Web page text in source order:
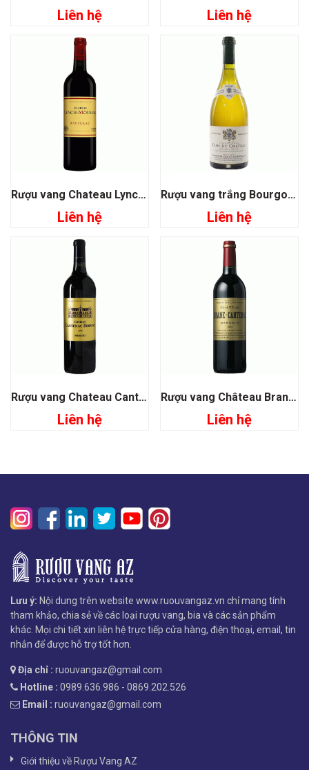
Liên hệ Liên hệ
Rượu vang Chateau Lynch Moussas Grand Cru Classé 1855
Liên hệ
Rượu vang trắng Bourgogne Chardonnay
Liên hệ
Rượu vang Chateau Cantenac Brown Grand Cru Classé 1855
Liên hệ
Rượu vang Château Brane Cantenac Grand Cru Classe 1855
Liên hệ
Lưu ý: Nội dung trên website www.ruouvangaz.vn chỉ mang tính
tham khảo, chia sẻ về các loại rượu vang, bia và các sản phẩm
khác. Mọi chi tiết xin liên hệ trực tiếp cửa hàng, điện thoại, email, tin
nhắn để được hỗ trợ tốt hơn.
Địa chỉ : ruouvangaz@gmail.com
Hotline : 0989.636.986 - 0869.202.526
Email : ruouvangaz@gmail.com
THÔNG TIN
Giới thiệu về Rượu Vang AZ